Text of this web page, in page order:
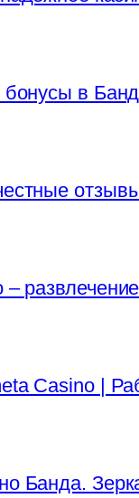
бонусы в
–
Casino |
Банда.